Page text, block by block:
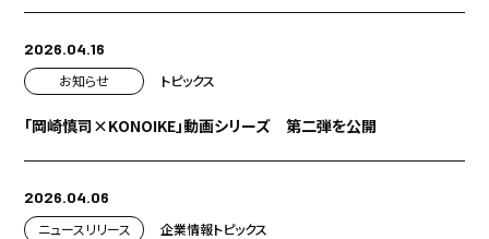
2026.04.16
お知らせ
トピックス
「岡崎慎司×KONOIKE」動画シリーズ 第二弾を公開
2026.04.06
ニュースリリース
企業情報トピックス